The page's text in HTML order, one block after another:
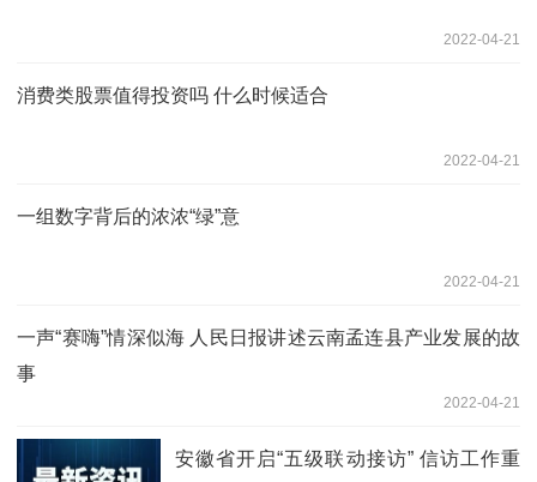
2022-04-21
消费类股票值得投资吗 什么时候适合
2022-04-21
一组数字背后的浓浓“绿”意
2022-04-21
一声“赛嗨”情深似海 人民日报讲述云南孟连县产业发展的故
事
2022-04-21
安徽省开启“五级联动接访” 信访工作重